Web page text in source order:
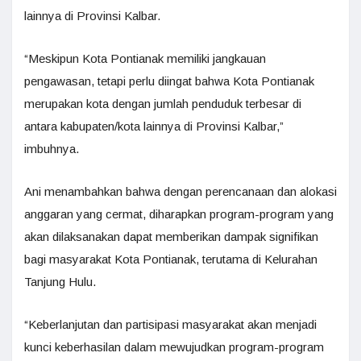
lainnya di Provinsi Kalbar.
“Meskipun Kota Pontianak memiliki jangkauan
pengawasan, tetapi perlu diingat bahwa Kota Pontianak
merupakan kota dengan jumlah penduduk terbesar di
antara kabupaten/kota lainnya di Provinsi Kalbar,”
imbuhnya.
Ani menambahkan bahwa dengan perencanaan dan alokasi
anggaran yang cermat, diharapkan program-program yang
akan dilaksanakan dapat memberikan dampak signifikan
bagi masyarakat Kota Pontianak, terutama di Kelurahan
Tanjung Hulu.
“Keberlanjutan dan partisipasi masyarakat akan menjadi
kunci keberhasilan dalam mewujudkan program-program